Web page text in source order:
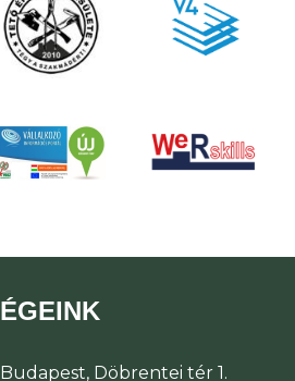
Budapest, Döbrentei tér 1.